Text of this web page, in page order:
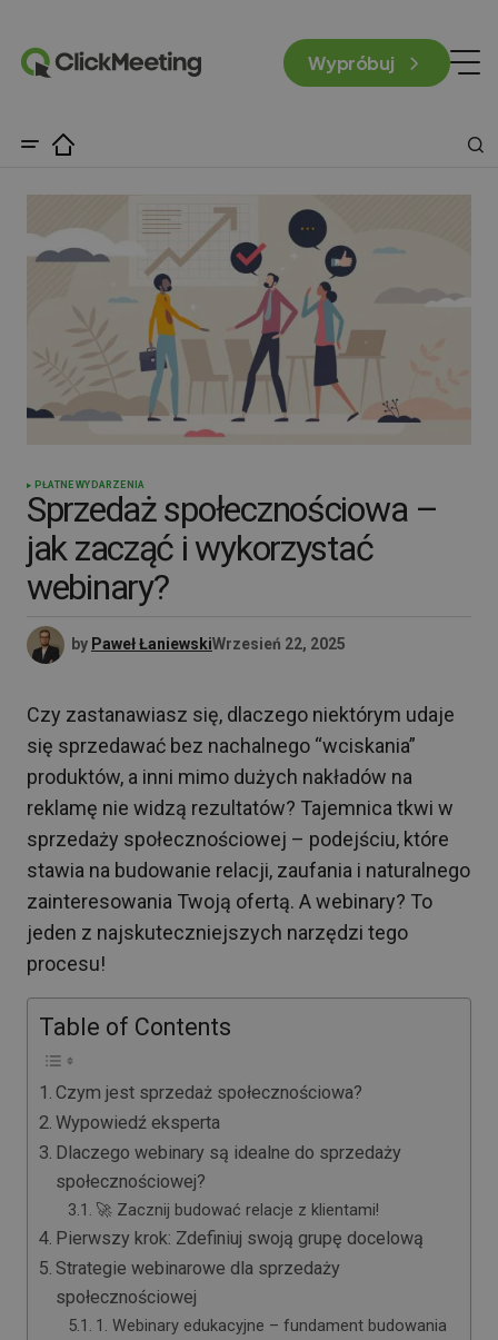
Wypróbuj
PŁATNE WYDARZENIA
Sprzedaż społecznościowa –
jak zacząć i wykorzystać
webinary?
by Paweł ŁaniewskiWrzesień 22, 2025
Czy zastanawiasz się, dlaczego niektórym udaje
się sprzedawać bez nachalnego “wciskania”
produktów, a inni mimo dużych nakładów na
reklamę nie widzą rezultatów? Tajemnica tkwi w
sprzedaży społecznościowej – podejściu, które
stawia na budowanie relacji, zaufania i naturalnego
zainteresowania Twoją ofertą. A webinary? To
jeden z najskuteczniejszych narzędzi tego
procesu!
Table of Contents
Czym jest sprzedaż społecznościowa?
Wypowiedź eksperta
Dlaczego webinary są idealne do sprzedaży
społecznościowej?
🚀 Zacznij budować relacje z klientami!
Pierwszy krok: Zdefiniuj swoją grupę docelową
Strategie webinarowe dla sprzedaży
społecznościowej
1. Webinary edukacyjne – fundament budowania